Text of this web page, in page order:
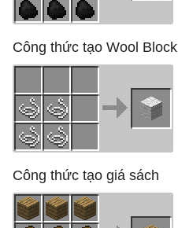
Công thức tạo Wool Block
Công thức tạo giá sách